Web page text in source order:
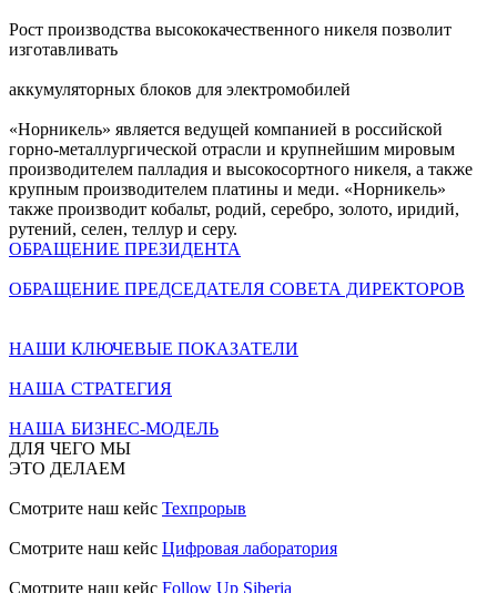
Рост производства высококачественного никеля позволит
изготавливать
аккумуляторных блоков для электромобилей
«Норникель» является ведущей компанией в российской
горно-металлургической отрасли и крупнейшим мировым
производителем палладия и высокосортного никеля, а также
крупным производителем платины и меди. «Норникель»
также производит кобальт, родий, серебро, золото, иридий,
рутений, селен, теллур и серу.
ОБРАЩЕНИЕ ПРЕЗИДЕНТА
ОБРАЩЕНИЕ ПРЕДСЕДАТЕЛЯ СОВЕТА ДИРЕКТОРОВ
НАШИ КЛЮЧЕВЫЕ ПОКАЗАТЕЛИ
НАША СТРАТЕГИЯ
НАША БИЗНЕС-МОДЕЛЬ
ДЛЯ ЧЕГО МЫ
ЭТО ДЕЛАЕМ
Смотрите наш кейс Техпрорыв
Смотрите наш кейс Цифровая лаборатория
Смотрите наш кейс Follow Up Siberia